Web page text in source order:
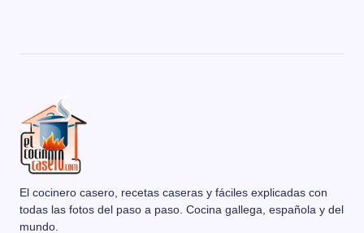
El cocinero casero, recetas caseras y fáciles explicadas con
todas las fotos del paso a paso. Cocina gallega, española y del
mundo.